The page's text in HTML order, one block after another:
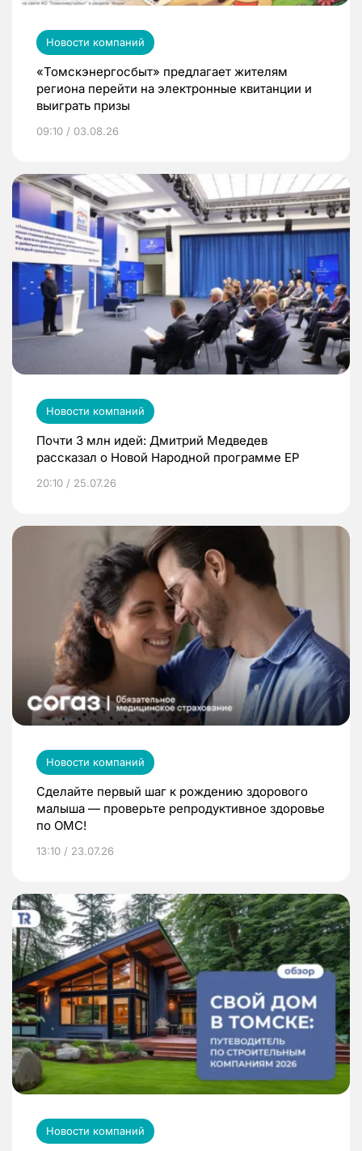
Новости компаний
«Томскэнергосбыт» предлагает жителям
региона перейти на электронные квитанции и
выиграть призы
09:10 / 03.08.26
Новости компаний
Почти 3 млн идей: Дмитрий Медведев
рассказал о Новой Народной программе ЕР
20:10 / 25.07.26
Новости компаний
Сделайте первый шаг к рождению здорового
малыша — проверьте репродуктивное здоровье
по ОМС!
13:10 / 23.07.26
Новости компаний